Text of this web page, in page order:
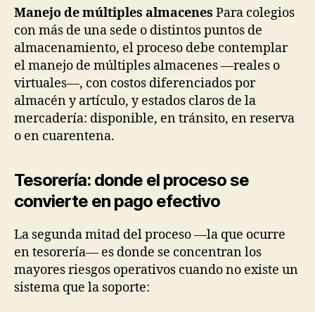
Manejo de múltiples almacenes Para colegios
con más de una sede o distintos puntos de
almacenamiento, el proceso debe contemplar
el manejo de múltiples almacenes —reales o
virtuales—, con costos diferenciados por
almacén y artículo, y estados claros de la
mercadería: disponible, en tránsito, en reserva
o en cuarentena.
Tesorería: donde el proceso se
convierte en pago efectivo
La segunda mitad del proceso —la que ocurre
en tesorería— es donde se concentran los
mayores riesgos operativos cuando no existe un
sistema que la soporte: